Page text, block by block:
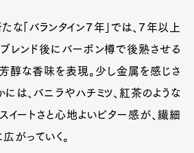
「バランタイン７年」では、７年以上
レンド後にバーボン樽で後熟させる
芳醇な香味を表現。少し金属を感じさ
は、バニラやハチミツ、紅茶のような
イートさと心地よいビター感が、繊細
がっていく。